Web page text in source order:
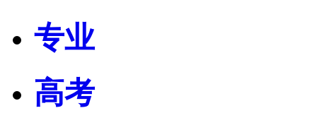
专业
高考